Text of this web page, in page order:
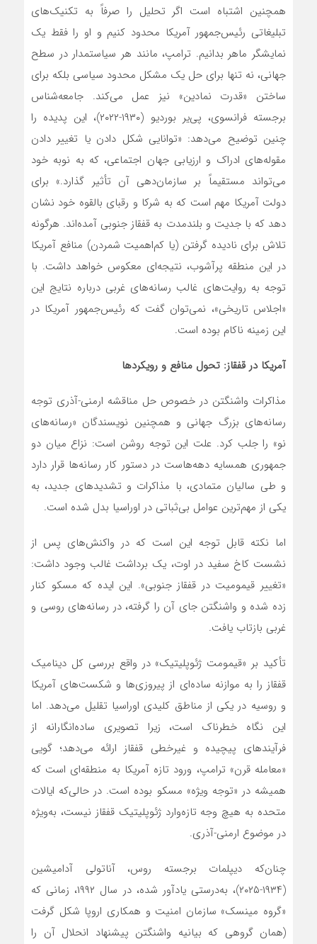
همچنین اشتباه است اگر تحلیل را صرفاً به تکنیک‌های
تبلیغاتی رئیس‌جمهور آمریکا محدود کنیم و او را فقط یک
نمایشگر ماهر بدانیم. ترامپ، مانند هر سیاستمدار در سطح
جهانی، نه تنها برای حل یک مشکل محدود سیاسی بلکه برای
ساختن «قدرت نمادین» نیز عمل می‌کند. جامعه‌شناس
برجسته فرانسوی، پی‌یر بوردیو (۱۹۳۰-۲۰۲۲)، این پدیده را
چنین توضیح می‌دهد: «توانایی شکل دادن یا تغییر دادن
مقوله‌های ادراک و ارزیابی جهان اجتماعی، که به نوبه خود
می‌تواند مستقیماً بر سازمان‌دهی آن تأثیر گذارد.» برای
دولت آمریکا مهم است که به شرکا و رقبای بالقوه خود نشان
دهد که با جدیت و بلندمدت به قفقاز جنوبی آمده‌اند. هرگونه
تلاش برای نادیده گرفتن (یا کم‌اهمیت شمردن) منافع آمریکا
در این منطقه پرآشوب، نتیجه‌ای معکوس خواهد داشت. با
توجه به روایت‌های غالب رسانه‌های غربی درباره نتایج این
«اجلاس تاریخی»، نمی‌توان گفت که رئیس‌جمهور آمریکا در
این زمینه ناکام بوده است.
آمریکا در قفقاز: تحول منافع و رویکردها
مذاکرات واشنگتن در خصوص حل مناقشه ارمنی-آذری توجه
رسانه‌های بزرگ جهانی و همچنین نویسندگان «رسانه‌های
نو» را جلب کرد. علت این توجه روشن است: نزاع میان دو
جمهوری همسایه دهه‌هاست در دستور کار رسانه‌ها قرار دارد
و طی سالیان متمادی، با مذاکرات و تشدیدهای جدید، به
یکی از مهم‌ترین عوامل بی‌ثباتی در اوراسیا بدل شده است.
اما نکته قابل توجه این است که در واکنش‌های پس از
نشست کاخ سفید در اوت، یک برداشت غالب وجود داشت:
«تغییر قیمومیت در قفقاز جنوبی». این ایده که مسکو کنار
زده شده و واشنگتن جای آن را گرفته، در رسانه‌های روسی و
غربی بازتاب یافت.
تأکید بر «قیمومت ژئوپلیتیک» در واقع بررسی کل دینامیک
قفقاز را به موازنه ساده‌ای از پیروزی‌ها و شکست‌های آمریکا
و روسیه در یکی از مناطق کلیدی اوراسیا تقلیل می‌دهد. اما
این نگاه خطرناک است، زیرا تصویری ساده‌انگارانه از
فرآیندهای پیچیده و غیرخطی قفقاز ارائه می‌دهد؛ گویی
«معامله قرن» ترامپ، ورود تازه آمریکا به منطقه‌ای است که
همیشه در «توجه ویژه» مسکو بوده است. در حالی‌که ایالات
متحده به هیچ وجه تازه‌وارد ژئوپلیتیک قفقاز نیست، به‌ویژه
در موضوع ارمنی-آذری.
چنان‌که دیپلمات برجسته روس، آناتولی آدامیشین
(۱۹۳۴-۲۰۲۵)، به‌درستی یادآور شده، در سال ۱۹۹۲، زمانی که
«گروه مینسک» سازمان امنیت و همکاری اروپا شکل گرفت
(همان گروهی که بیانیه واشنگتن پیشنهاد انحلال آن را